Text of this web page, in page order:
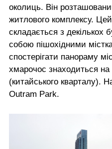
околиць. Він
житлового комплексу.
складається з декількох
собою пішохідними
спостерігати панораму
хмарочос знаходиться на
(китайського кварталу).
Outram Park.